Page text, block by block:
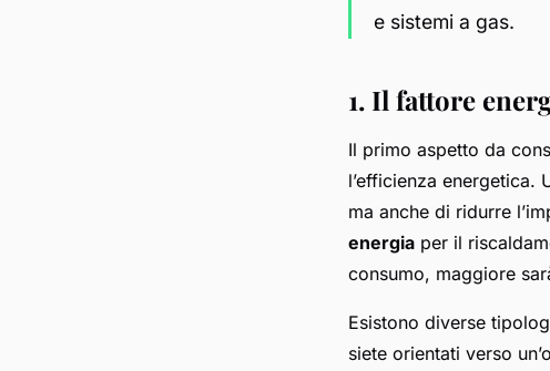
e sistemi a gas.
1. Il fattore
Il primo aspetto da
l’efficienza energetica.
ma anche di ridurre
energia per il
consumo, maggiore
Esistono diverse
siete orientati verso